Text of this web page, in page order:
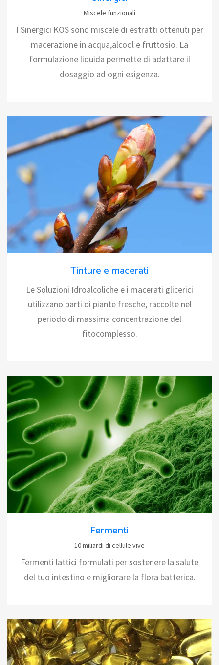
Miscele funzionali
I Sinergici KOS sono miscele di estratti ottenuti per
macerazione in acqua,alcool e fruttosio. La
formulazione liquida permette di adattare il
dosaggio ad ogni esigenza.
Tinture e macerati
Le Soluzioni Idroalcoliche e i macerati glicerici
utilizzano parti di piante fresche, raccolte nel
periodo di massima concentrazione del
fitocomplesso.
Fermenti
10 miliardi di cellule vive
Fermenti lattici formulati per sostenere la salute
del tuo intestino e migliorare la flora batterica.